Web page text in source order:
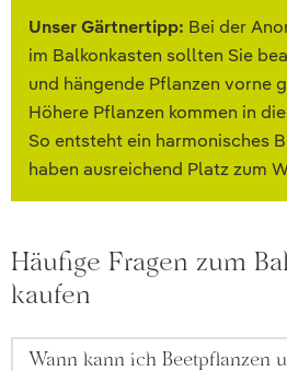
Unser Gärtnertipp: Bei der
im Balkonkasten sollten Sie
und hängende Pflanzen vorne
Höhere Pflanzen kommen in
So entsteht ein harmonisches
haben ausreichend Platz zum
Häufige Fragen zum
kaufen
Wann kann ich Beetpflanzen